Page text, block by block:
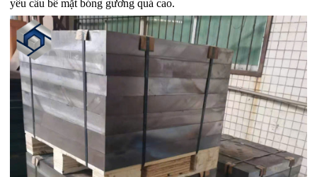
yêu cầu bề mặt bóng gương quá cao.